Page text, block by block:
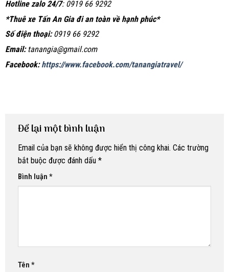
Hotline zalo 24/7: 0919 66 9292
*Thuê xe Tấn An Gia đi an toàn về hạnh phúc*
Số điện thoại:0919 66 9292
Email:tanangia@gmail.com
Facebook:https://www.facebook.com/tanangiatravel/
Để lại một bình luận
Email của bạn sẽ không được hiển thị công khai. Các trường
bắt buộc được đánh dấu *
Bình luận *
Tên *